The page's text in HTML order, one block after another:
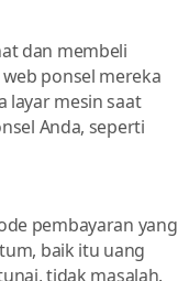
dan membeli
ponsel mereka
layar mesin saat
Anda, seperti
pembayaran yang
baik itu uang
tidak masalah.